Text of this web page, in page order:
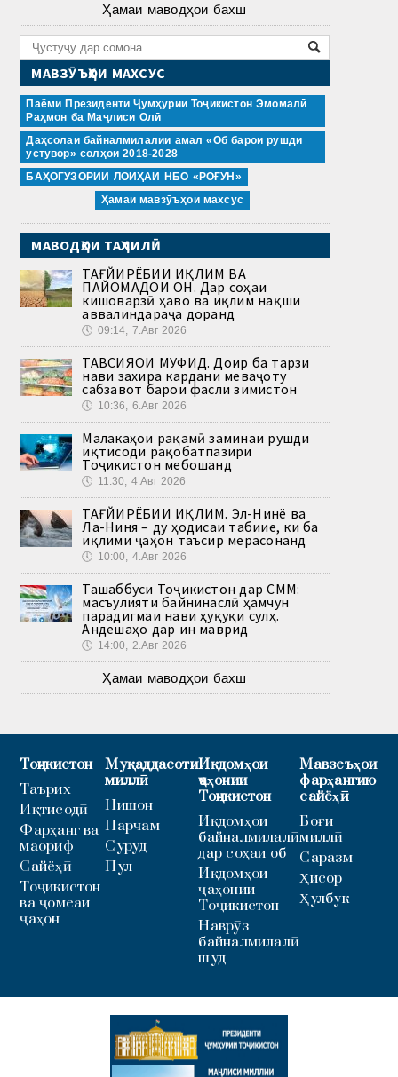
Ҳамаи маводҳои бахш
МАВЗӮЪҲОИ МАХСУС
Паёми Президенти Ҷумҳурии Тоҷикистон Эмомалӣ
Раҳмон ба Маҷлиси Олӣ
Даҳсолаи байналмилалии амал «Об барои рушди
устувор» солҳои 2018-2028
БАҲОГУЗОРИИ ЛОИҲАИ НБО «РОҒУН»
Ҳамаи мавзӯъҳои махсус
МАВОДҲОИ ТАҲЛИЛӢ
ТАҒЙИРЁБИИ ИҚЛИМ ВА
ПАЙОМАДҲОИ ОН. Дар соҳаи
кишоварзӣ ҳаво ва иқлим нақши
аввалиндараҷа доранд
🕔 09:14, 7.Авг 2026
ТАВСИЯҲОИ МУФИД. Доир ба тарзи
нави захира кардани меваҷоту
сабзавот барои фасли зимистон
🕔 10:36, 6.Авг 2026
Малакаҳои рақамӣ заминаи рушди
иқтисоди рақобатпазири
Тоҷикистон мебошанд
🕔 11:30, 4.Авг 2026
ТАҒЙИРЁБИИ ИҚЛИМ. Эл-Нинё ва
Ла-Ниня – ду ҳодисаи табиие, ки ба
иқлими ҷаҳон таъсир мерасонанд
🕔 10:00, 4.Авг 2026
Ташаббуси Тоҷикистон дар СММ:
масъулияти байнинаслӣ ҳамчун
парадигмаи нави ҳуқуқи сулҳ.
Андешаҳо дар ин маврид
🕔 14:00, 2.Авг 2026
Ҳамаи маводҳои бахш
Тоҷикистон
Таърих
Иқтисодӣ
Фарҳанг ва
маориф
Сайёҳӣ
Тоҷикистон
ва ҷомеаи
ҷаҳон
Муқаддасоти
миллӣ
Нишон
Парчам
Суруд
Пул
Иқдомҳои
ҷаҳонии
Тоҷикистон
Иқдомҳои
байналмилалӣ
дар соҳаи об
Иқдомҳои
ҷаҳонии
Тоҷикистон
Наврӯз
байналмилалӣ
шуд
Мавзеъҳои
фарҳангию
сайёҳӣ
Боғи
миллӣ
Саразм
Ҳисор
Ҳулбук